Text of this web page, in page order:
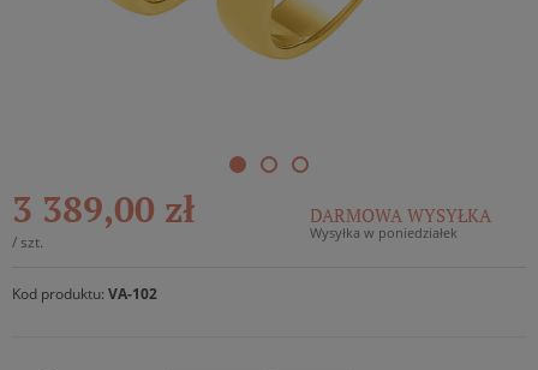
3 389,00 zł
/ szt.
DARMOWA WYSYŁKA
Wysyłka w poniedziałek
Kod produktu: VA-102